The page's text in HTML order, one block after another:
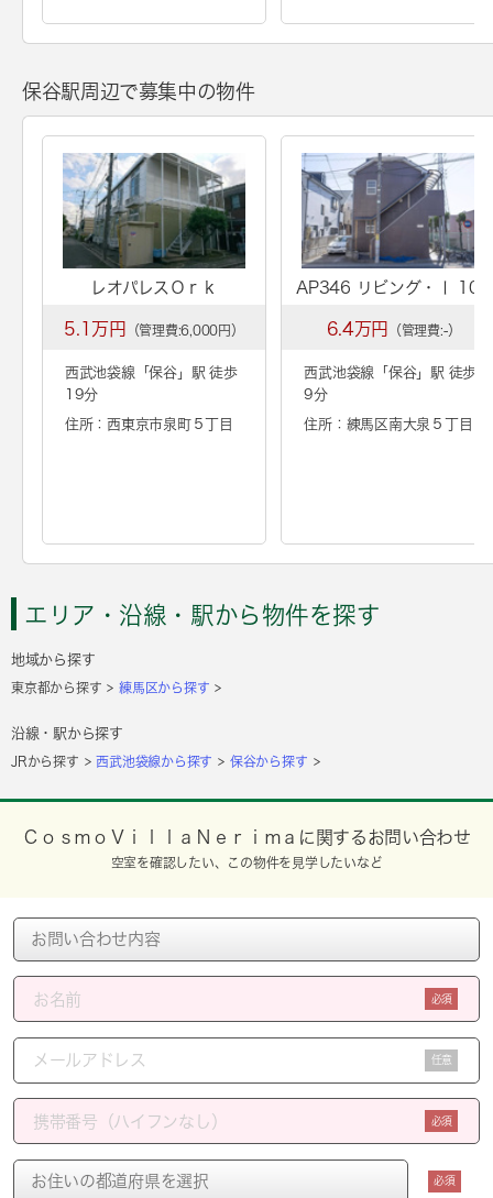
保谷駅周辺で募集中の物件
レオパレスＯｒｋ
5.1万円 （管理費:6,000円）
西武池袋線「保谷」駅 徒歩
19分
住所：西東京市泉町５丁目
AP346 リビング・Ⅰ 103
6.4万円 （管理費:-）
西武池袋線「 保谷」駅 徒歩
9分
住所：練馬区南大泉５丁目
エリア・沿線・駅から物件を探す
地域から探す
東京都から探す 練馬区から探す
沿線・駅から探す
JRから探す 西武池袋線から探す 保谷から探す
ＣｏｓｍｏＶｉｌｌａＮｅｒｉｍａに関するお問い合わせ
空室を確認したい、この物件を見学したいなど
必須
任意
必須
必須